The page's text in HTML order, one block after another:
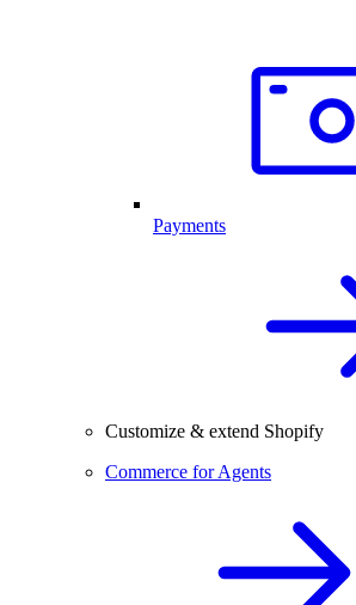
Payments
Customize & extend Shopify
Commerce for Agents